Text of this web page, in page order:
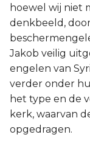
hoewel wij niet
denkbeeld,
Jakob veilig
engelen van
verder onder
het type en de
kerk, waarvan
opgedragen.